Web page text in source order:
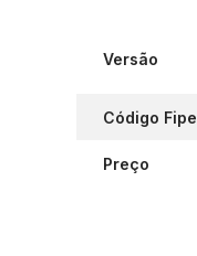
Versão
Código Fipe
Preço